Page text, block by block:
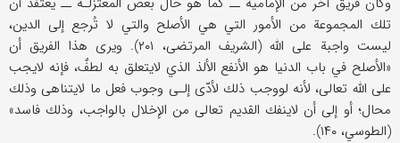
تلك المجموعة من الأمور التي هي الأصلح والتي لا تُرجع إلى الدين،
ليست واجبة على الله (الشريف المرتضى، ۲۰۱). ويرى هذا الفريق أن
«الأصلح في باب الدنيا هو الأنفع الألذ الذي لايتعلق به لطفٌ، فإنه لايجب
على الله تعالى، لأنه لووجب ذلك لأدّى إلـى وجوب فعل ما لايتناهى وذلك
محال؛ أو إلى أن لاينفك القديم تعالى من الإخلال بالواجب، وذلك فاسد»
(الطوسي، ۱۴۰).